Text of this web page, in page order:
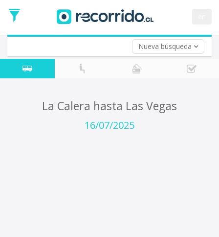
Nueva búsqueda
de
Ida
Vuelta (opcional)
Fecha
de
La Calera hasta Las Vegas
16/07/2025